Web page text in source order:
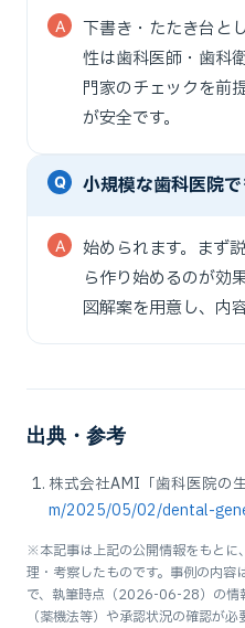
下書き・たたき台と
性は歯科医師・歯科
門家のチェックを前
が安全です。
小規模な歯科医院
始められます。まず
ら作り始めるのが効
図解案を用意し、内
出典・参考
株式会社AMI「歯科医院の
m/2025/05/02/dental-
※本記事は上記の公開情報をもとに
理・考察したものです。事例の内容
で、執筆時点（2026-06-28）の情
（薬機法等）や承認状況の確認が